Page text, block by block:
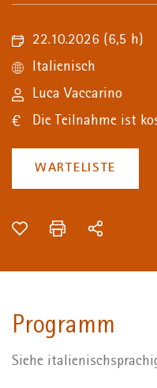
22.10.2026 (6,5 h)
Italienisch
Luca Vaccarino
Die Teilnahme ist
WARTELISTE
Programm
Siehe